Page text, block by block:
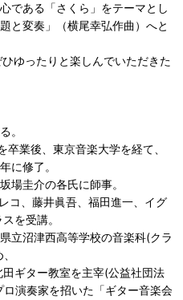
である「さくら」をテーマとし
と変奏」（横尾幸弘作曲）へと
ゆったりと楽しんでいただきた
。
業後、東京音楽大学を経て、
に修了。
場圭介の各氏に師事。
コ、藤井眞吾、福田進一、イグ
を受講。
立沼津西高等学校の音楽科(クラ
ギター教室を主宰(公益社団法
演奏家を招いた「ギター音楽会